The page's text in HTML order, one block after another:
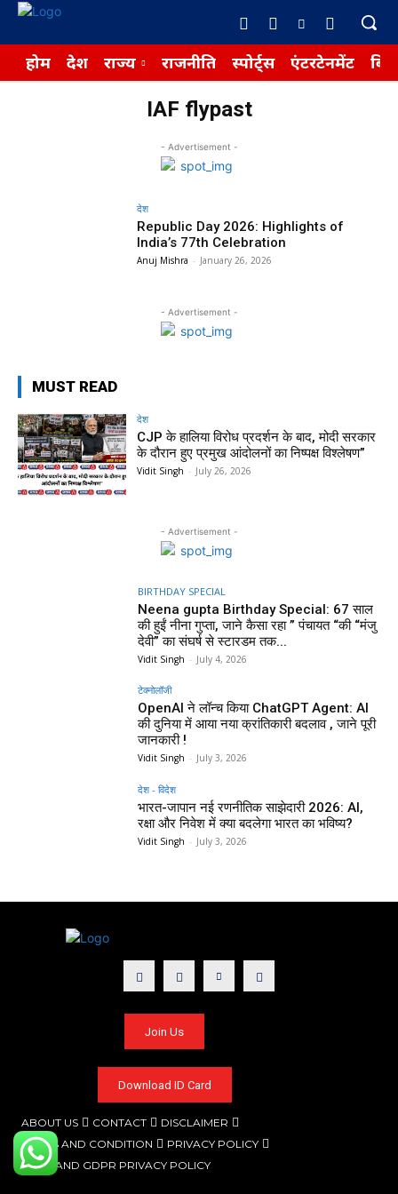
होम देश राज्य राजनीति स्पोर्ट्स एंटरटेनमेंट
IAF flypast
- Advertisement -
देश
Republic Day 2026: Highlights of
India’s 77th Celebration
Anuj Mishra - January 26, 2026
- Advertisement -
MUST READ
देश
CJP के हालिया विरोध प्रदर्शन के बाद, मोदी सरकार
के दौरान हुए प्रमुख आंदोलनों का निष्पक्ष विश्लेषण”
Vidit Singh - July 26, 2026
- Advertisement -
BIRTHDAY SPECIAL
Neena gupta Birthday Special: 67 साल
की हुईं नीना गुप्ता, जाने कैसा रहा ” पंचायत “की “मंजु
देवी” का संघर्ष से स्टारडम तक...
Vidit Singh - July 4, 2026
टेक्नोलॉजी
OpenAI ने लॉन्च किया ChatGPT Agent: AI
की दुनिया में आया नया क्रांतिकारी बदलाव , जाने पूरी
जानकारी !
Vidit Singh - July 3, 2026
देश - विदेश
भारत-जापान नई रणनीतिक साझेदारी 2026: AI,
रक्षा और निवेश में क्या बदलेगा भारत का भविष्य?
Vidit Singh - July 3, 2026
Join Us
Download ID Card
ABOUT US CONTACT
DISCLAIMER
TERMS AND CONDITION
PRIVACY POLICY
CCPA AND GDPR PRIVACY POLICY